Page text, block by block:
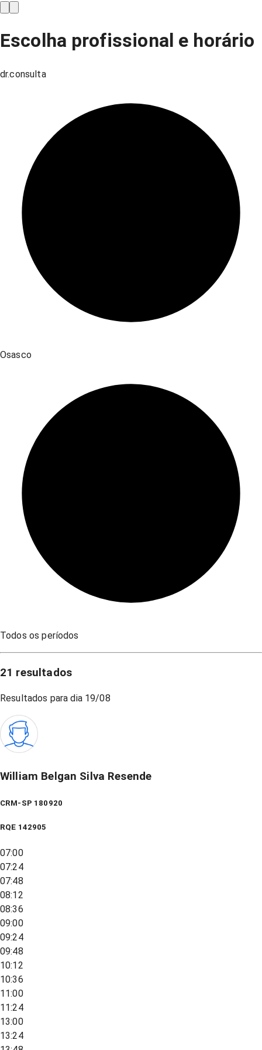
Escolha profissional e horário
dr.consulta
Osasco
Todos os períodos
21 resultados
Resultados para dia 19/08
William Belgan Silva Resende
CRM-SP 180920
RQE 142905
07:00
07:24
07:48
08:12
08:36
09:00
09:24
09:48
10:12
10:36
11:00
11:24
13:00
13:24